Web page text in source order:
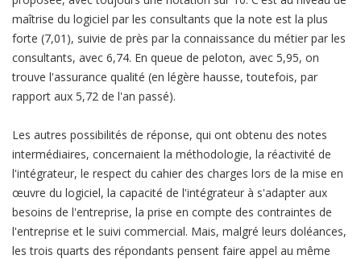
maîtrise du logiciel par les consultants que la note est la plus
forte (7,01), suivie de près par la connaissance du métier par les
consultants, avec 6,74. En queue de peloton, avec 5,95, on
trouve l'assurance qualité (en légère hausse, toutefois, par
rapport aux 5,72 de l'an passé).
Les autres possibilités de réponse, qui ont obtenu des notes
intermédiaires, concernaient la méthodologie, la réactivité de
l'intégrateur, le respect du cahier des charges lors de la mise en
œuvre du logiciel, la capacité de l'intégrateur à s'adapter aux
besoins de l'entreprise, la prise en compte des contraintes de
l'entreprise et le suivi commercial. Mais, malgré leurs doléances,
les trois quarts des répondants pensent faire appel au même